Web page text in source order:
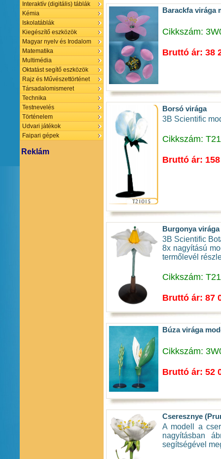
Interaktív (digitális) táblák
Kémia
Iskolatáblák
Kiegészítő eszközök
Magyar nyelv és Irodalom
Matematika
Multimédia
Oktatást segítő eszközök
Rajz és Művészettörténet
Társadalomismeret
Technika
Testnevelés
Történelem
Udvari játékok
Faipari gépek
Reklám
Barackfa virága
Cikkszám:
Bruttó ár: 38
Borsó virága
3B Scientific
Cikkszám:
Bruttó ár:
Burgonya virága
3B Scientific
8x nagyítású
termőlevél
Cikkszám:
Bruttó ár: 87
Búza virága
Cikkszám:
Bruttó ár: 52
Cseresznye
A modell a
nagyításban
segítségével